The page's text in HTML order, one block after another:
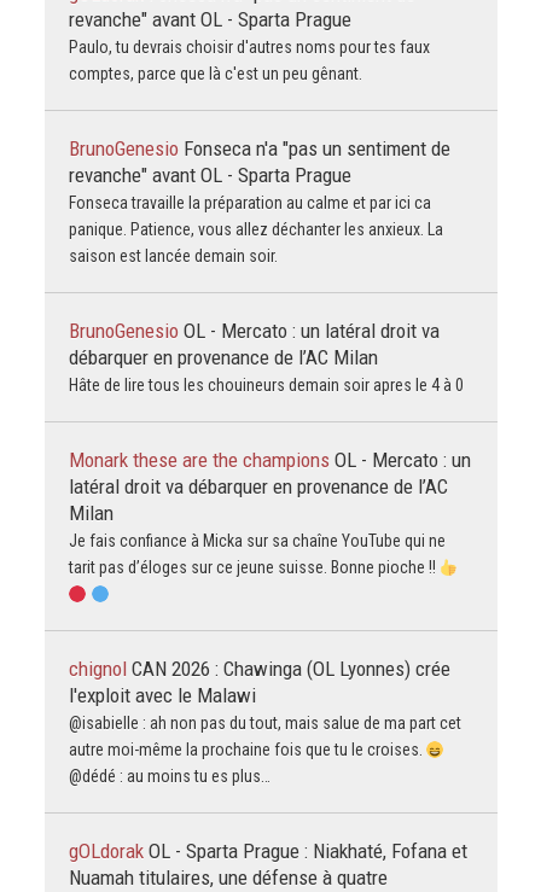
revanche" avant OL - Sparta Prague
Paulo, tu devrais choisir d'autres noms pour tes faux
comptes, parce que là c'est un peu gênant.
BrunoGenesio Fonseca n'a "pas un sentiment de
revanche" avant OL - Sparta Prague
Fonseca travaille la préparation au calme et par ici ca
panique. Patience, vous allez déchanter les anxieux. La
saison est lancée demain soir.
BrunoGenesio OL - Mercato : un latéral droit va
débarquer en provenance de l’AC Milan
Hâte de lire tous les chouineurs demain soir apres le 4 à 0
Monark these are the champions OL - Mercato : un
latéral droit va débarquer en provenance de l’AC
Milan
Je fais confiance à Micka sur sa chaîne YouTube qui ne
tarit pas d’éloges sur ce jeune suisse. Bonne pioche !!
chignol CAN 2026 : Chawinga (OL Lyonnes) crée
l'exploit avec le Malawi
@isabielle : ah non pas du tout, mais salue de ma part cet
autre moi-même la prochaine fois que tu le croises.
@dédé : au moins tu es plus…
gOLdorak OL - Sparta Prague : Niakhaté, Fofana et
Nuamah titulaires, une défense à quatre